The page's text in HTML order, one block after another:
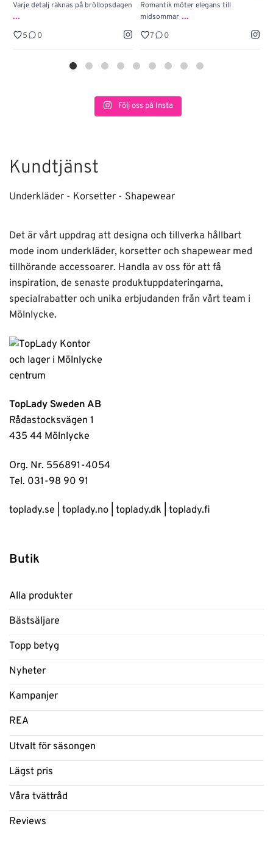
Varje detalj räknas på bröllopsdagen
...
5 0
Romantik möter elegans till
midsommar ...
7 0
Följ oss på Insta
Kundtjänst
Underkläder - Korsetter - Shapewear
Det är vårt uppdrag att designa och tillverka hållbart
mode inom underkläder, korsetter och shapewear med
tillhörande accessoarer. Handla av oss för att få
inspiration, de senaste produktuppdateringarna,
specialrabatter och unika erbjudanden från vårt team i
Mölnlycke.
TopLady Sweden AB
Rådastocksvägen 1
435 44 Mölnlycke
Org. Nr. 556891-4054
Tel. 031-98 90 91
toplady.se toplady.no toplady.dk toplady.fi
Butik
Alla produkter
Bästsäljare
Topp betyg
Nyheter
Kampanjer
REA
Utvalt för säsongen
Lägst pris
Våra tvättråd
Reviews